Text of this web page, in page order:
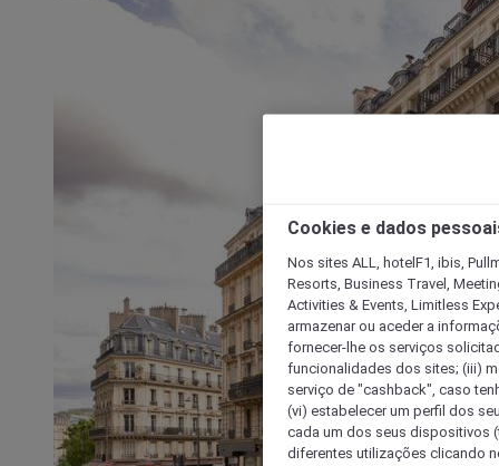
Cookies e dados
Nos sites ALL, hotelF1, ibis,
Resorts, Business Travel,
Activities & Events, Limitless
armazenar ou aceder a
fornecer-lhe os serviços
funcionalidades dos sites; (iii)
serviço de "cashback", caso
(vi) estabelecer um perfil dos
cada um dos seus dispositivos
diferentes utilizações clicando